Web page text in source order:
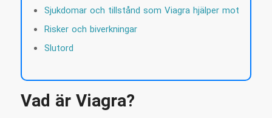
Sjukdomar och tillstånd som Viagra hjälper mot
Risker och biverkningar
Slutord
Vad är Viagra?